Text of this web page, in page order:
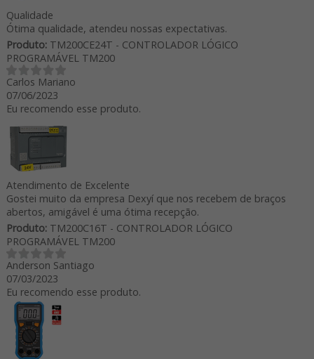
Qualidade
Ótima qualidade, atendeu nossas expectativas.
Produto:TM200CE24T - CONTROLADOR LÓGICO
PROGRAMÁVEL TM200
Carlos Mariano
07/06/2023
Eu recomendo esse produto.
Atendimento de Excelente
Gostei muito da empresa Dexyí que nos recebem de braços
abertos, amigável é uma ótima recepção.
Produto:TM200C16T - CONTROLADOR LÓGICO
PROGRAMÁVEL TM200
Anderson Santiago
07/03/2023
Eu recomendo esse produto.